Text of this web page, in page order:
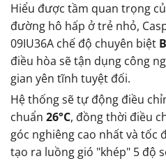
Hiểu được tầm quan trọng
đường hô hấp ở trẻ nhỏ,
09IU36A chế độ chuyên biệt
điều hòa sẽ tận dụng công
gian yên tĩnh tuyệt đối.
Hệ thống sẽ tự động điều
chuẩn 26°C, đồng thời điều
góc nghiêng cao nhất và
tạo ra luồng gió "khép" 5 độ